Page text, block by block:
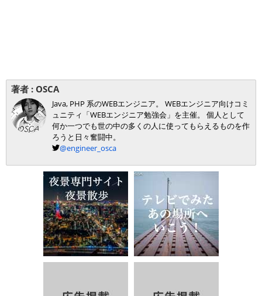
著者 : OSCA
Java, PHP 系のWEBエンジニア。 WEBエンジニア向けコミ
ュニティ「WEBエンジニア勉強会」を主催。 個人として
何か一つでも世の中の多くの人に使ってもらえるものを作
ろうと日々奮闘中。
@engineer_osca